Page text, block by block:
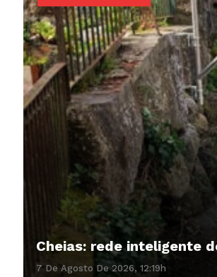
Cheias: rede inteligente
7 De Agosto De 2026, 12:19h